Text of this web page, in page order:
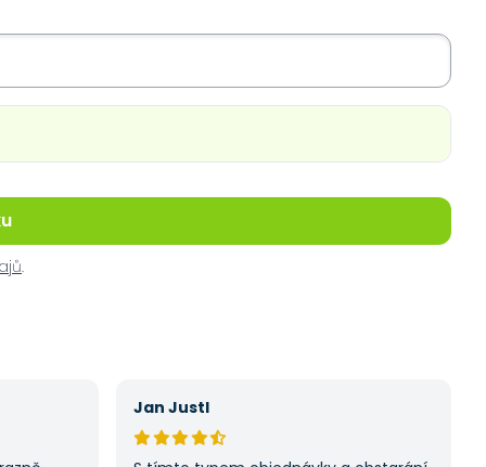
.
Jan Justl